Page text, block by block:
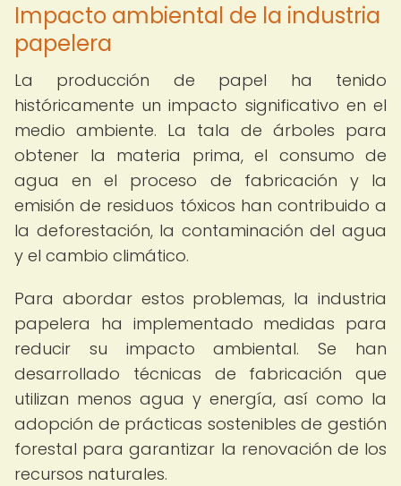
Impacto ambiental de la industria
papelera
La producción de papel ha tenido
históricamente un impacto significativo en el
medio ambiente. La tala de árboles para
obtener la materia prima, el consumo de
agua en el proceso de fabricación y la
emisión de residuos tóxicos han contribuido a
la deforestación, la contaminación del agua
y el cambio climático.
Para abordar estos problemas, la industria
papelera ha implementado medidas para
reducir su impacto ambiental. Se han
desarrollado técnicas de fabricación que
utilizan menos agua y energía, así como la
adopción de prácticas sostenibles de gestión
forestal para garantizar la renovación de los
recursos naturales.